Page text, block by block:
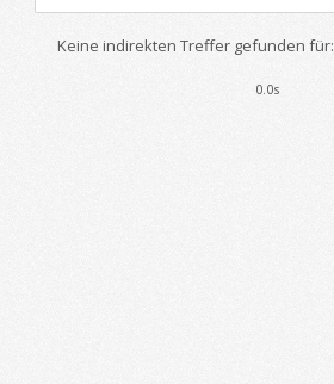
Keine indirekten Treffer gefunden für:
0.0s